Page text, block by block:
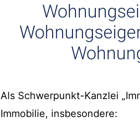
Als Schwerpunkt-Kanzlei
Immobilie, insbesondere: